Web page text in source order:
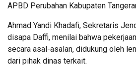
APBD Perubahan Kabupaten
Ahmad Yandi Khadafi, Sekretaris
disapa Daffi, menilai bahwa
secara asal-asalan, didukung oleh
dari pihak dinas terkait.